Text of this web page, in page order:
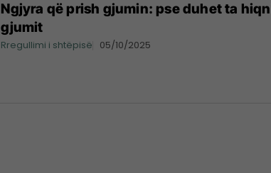
Ngjyra që prish gjumin: pse duhet ta
gjumit
Rregullimi i shtëpisë 05/10/2025